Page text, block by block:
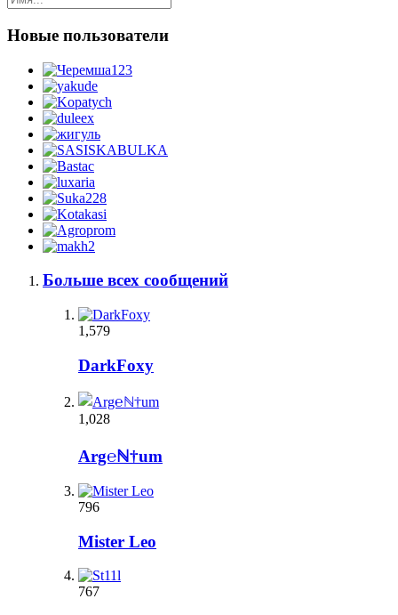
Новые пользователи
Больше всех сообщений
1,579
DarkFoxy
1,028
Arg℮ℕ†um
796
Mister Leo
767